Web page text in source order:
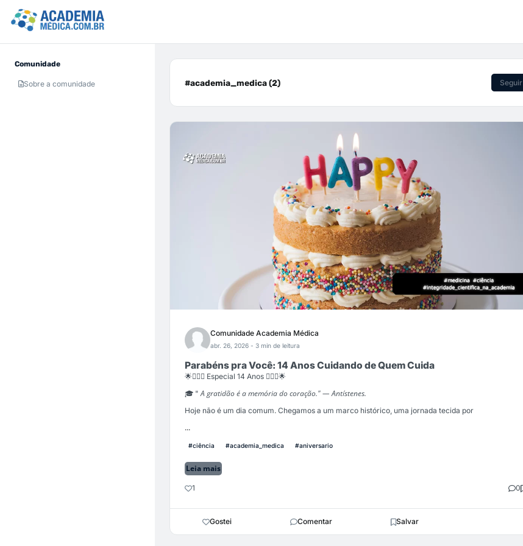
Comunidade
Sobre a comunidade #academia_medica (2) Seguir
Comunidade Academia Médica
abr. 26, 2026 - 3 min de leitura
Parabéns pra Você: 14 Anos Cuidando de Quem Cuida
🌟🧑🏻‍⚕️ Especial 14 Anos 👩🏻‍⚕️🌟
🎓 "A gratidão é a memória do coração." — Antístenes.
Hoje não é um dia comum. Chegamos a um marco histórico, uma jornada tecida por
...
#ciência #academia_medica #aniversario
Leia mais
1 0
Gostei Comentar Salvar